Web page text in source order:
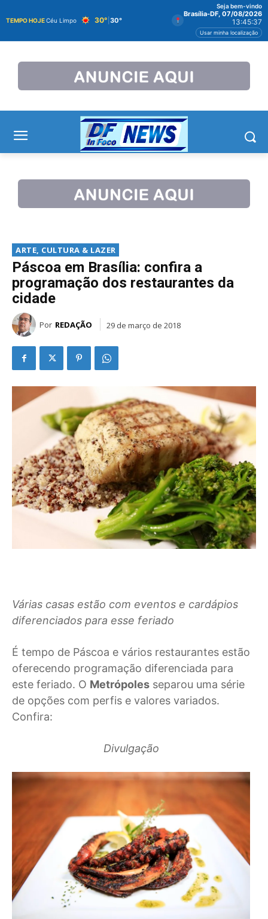
TEMPO HOJECéu Limpo 30° 30°
Seja bem-vindo
Brasília-DF, 07/08/2026
13:45:39
Usar minha localização
ARTE, CULTURA & LAZER
Páscoa em Brasília: confira a
programação dos restaurantes da
cidade
Por REDAÇÃO 29 de março de 2018
Várias casas estão com eventos e cardápios
diferenciados para esse feriado
É tempo de Páscoa e vários restaurantes estão
oferecendo programação diferenciada para
este feriado. O Metrópoles separou uma série
de opções com perfis e valores variados.
Confira:
Divulgação